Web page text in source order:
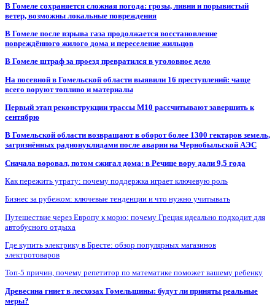
В Гомеле сохраняется сложная погода: грозы, ливни и порывистый
ветер, возможны локальные повреждения
В Гомеле после взрыва газа продолжается восстановление
повреждённого жилого дома и переселение жильцов
В Гомеле штраф за проезд превратился в уголовное дело
На посевной в Гомельской области выявили 16 преступлений: чаще
всего воруют топливо и материалы
Первый этап реконструкции трассы М10 рассчитывают завершить к
сентябрю
В Гомельской области возвращают в оборот более 1300 гектаров земель,
загрязнённых радионуклидами после аварии на Чернобыльской АЭС
Сначала воровал, потом сжигал дома: в Речице вору дали 9,5 года
Как пережить утрату: почему поддержка играет ключевую роль
Бизнес за рубежом: ключевые тенденции и что нужно учитывать
Путешествие через Европу к морю: почему Греция идеально подходит для
автобусного отдыха
Где купить электрику в Бресте: обзор популярных магазинов
электротоваров
Топ-5 причин, почему репетитор по математике поможет вашему ребенку
Древесина гниет в лесхозах Гомельщины: будут ли приняты реальные
меры?